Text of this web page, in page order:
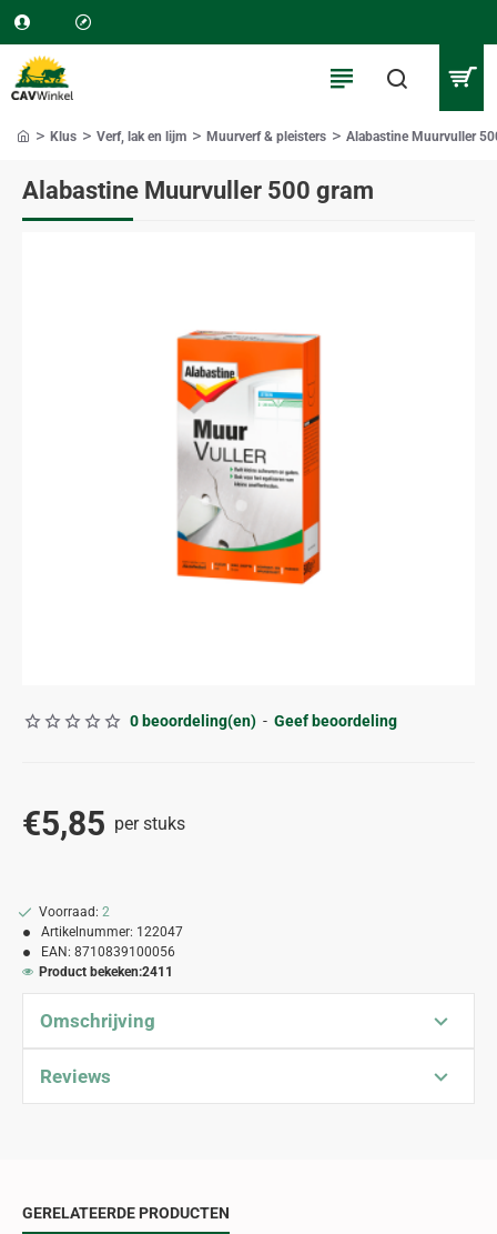
Alabastine Muurvuller 500 gram
Klus Verf, lak en lijm Muurverf & pleisters Alabastine Muurvuller
0 beoordeling(en) - Geef beoordeling
€5,85 per stuks
Voorraad: 2
Artikelnummer: 122047
EAN: 8710839100056
Product bekeken:2411
Omschrijving
Reviews
GERELATEERDE PRODUCTEN